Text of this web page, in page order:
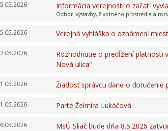
Informácia verejnosti o začatí
Odbor výstavby, životného prostredia a
Verejná vyhláška o oznámení
Rozhodnutie o predĺžení platnosti
Nová ulica“
Žiadosť správcu dane o
Parte Želmíra Lukáčová
MsÚ Sliač bude dňa 8.5.2026